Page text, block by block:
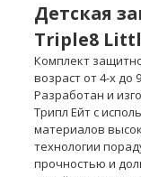
Детская
Triple8
Комплект
возраст от 4-х до
Разработан и
Трипл Ейт с
материалов
технологии
прочностью и